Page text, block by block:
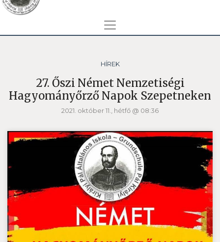
HÍREK
27. Őszi Német Nemzetiségi
Hagyományőrző Napok Szepetneken
2021. október 11., hétfő @ 08:36